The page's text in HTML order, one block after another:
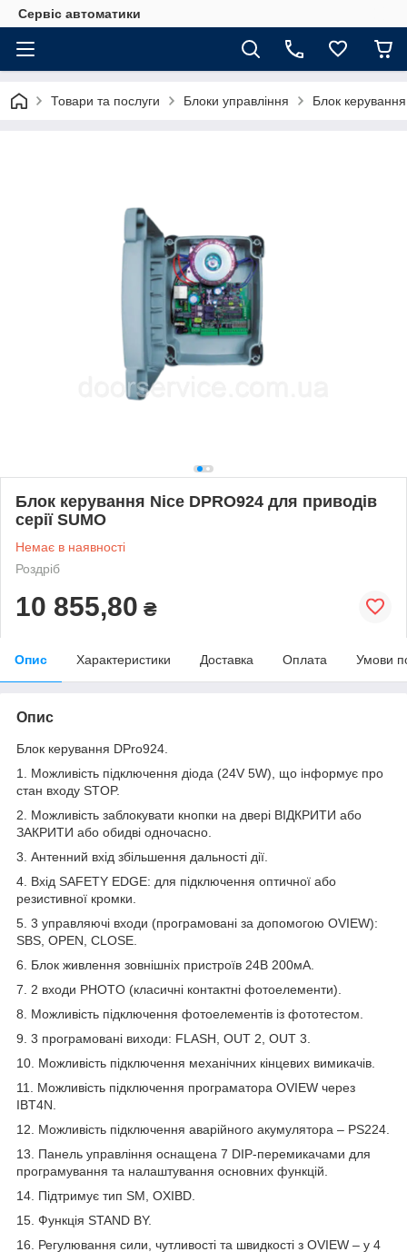
Сервіс автоматики
Товари та послуги Блоки управління Блок
Блок керування Nice DPRO924 для приводів
серії SUMO
Немає в наявності
Роздріб
10 855,80 ₴
Опис Характеристики Доставка Оплата Умови
Опис
Блок керування DPro924.
1. Можливість підключення діода (24V 5W), що інформує про
стан входу STOP.
2. Можливість заблокувати кнопки на двері ВІДКРИТИ або
ЗАКРИТИ або обидві одночасно.
3. Антенний вхід збільшення дальності дії.
4. Вхід SAFETY EDGE: для підключення оптичної або
резистивної кромки.
5. 3 управляючі входи (програмовані за допомогою OVIEW):
SBS, OPEN, CLOSE.
6. Блок живлення зовнішніх пристроїв 24В 200мА.
7. 2 входи PHOTO (класичні контактні фотоелементи).
8. Можливість підключення фотоелементів із фототестом.
9. 3 програмовані виходи: FLASH, OUT 2, OUT 3.
10. Можливість підключення механічних кінцевих вимикачів.
11. Можливість підключення програматора OVIEW через
IBT4N.
12. Можливість підключення аварійного акумулятора – PS224.
13. Панель управління оснащена 7 DIP-перемикачами для
програмування та налаштування основних функцій.
14. Підтримує тип SM, OXIBD.
15. Функція STAND BY.
16. Регулювання сили, чутливості та швидкості з OVIEW – у 4